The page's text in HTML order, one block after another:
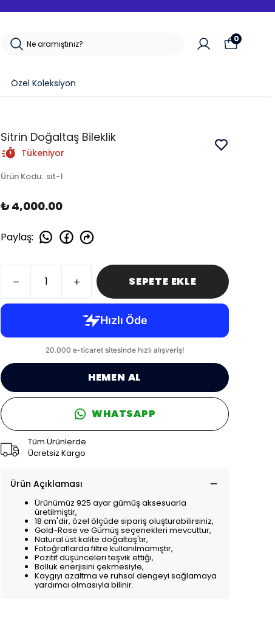
Özel Koleksiyon
0
Sitrin Doğaltaş Bileklik
Tükeniyor
Ürün Kodu: sit-1
₺ 4,000.00
Paylaş:
SEPETE EKLE
HEMEN AL
WHATSAPP
Tüm Ürünlerde
Ücretsiz Kargo
Ürün Açıklaması
Ürünümüz 925 ayar gümüş aksesuarla
üretilmiştir,
18 cm'dir, özel ölçüde sipariş oluşturabilirsiniz,
Gold-Rose ve Gümüş seçenekleri mevcuttur,
Natural üst kalite doğaltaş'tır,
Fotoğraflarda filtre kullanılmamıştır,
Pozitif düşünceleri teşvik ettiği,
Bolluk enerjisini çekmesiyle,
Kaygıyı azaltma ve ruhsal dengeyi sağlamaya
yardımcı olmasıyla bilinir.